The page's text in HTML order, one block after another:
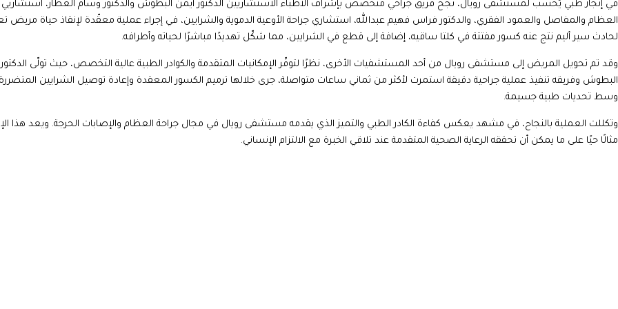
في إنجاز طبي يُحسب لمستشفى رويال، نجح فريق جراحي متخصص بإشراف الأطباء الاستشاريين الدكتور أيمن البطوش والدكتور وسام العطار، استشاريي
العظام والمفاصل والعمود الفقري، والدكتور فراس فهيم عبدالله، استشاري جراحة الأوعية الدموية والشرايين، في إجراء عملية معقّدة لإنقاذ حياة مريض
لحادث سير أليم نتج عنه كسور مفتتة في كلتا ساقيه، إضافة إلى قطع في الشرايين، مما شكّل تهديدًا مباشرًا لحياته وأطرافه.
وقد تم تحويل المريض إلى مستشفى رويال من أحد المستشفيات الأخرى، نظرًا لتوفّر الإمكانيات المتقدمة والكوادر الطبية عالية التخصص، حيث تولّى الدكتور
البطوش وفريقه تنفيذ عملية جراحية دقيقة استمرت لأكثر من ثماني ساعات متواصلة، جرى خلالها ترميم الكسور المعقدة وإعادة توصيل الشرايين
وسط تحديات طبية جسيمة.
وتكللت العملية بالنجاح، في مشهد يعكس كفاءة الكادر الطبي والتميز الذي يقدمه مستشفى رويال في مجال جراحة العظام والإصابات الحرجة. ويعد هذا
مثالًا حيًا على ما يمكن أن تحققه الرعاية الصحية المتقدمة عند تلاقي الخبرة مع الالتزام الإنساني.